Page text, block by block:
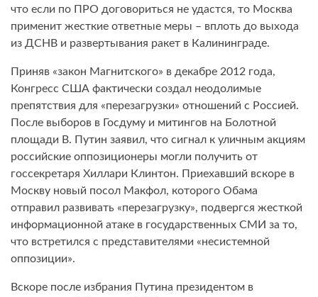
что если по ПРО договориться не удастся, то Москва
применит жесткие ответные меры – вплоть до выхода
из ДСНВ и развертывания ракет в Калининграде.
Приняв «закон Магнитского» в декабре 2012 года,
Конгресс США фактически создал неодолимые
препятствия для «перезагрузки» отношений с Россией.
После выборов в Госдуму и митингов на Болотной
площади В. Путин заявил, что сигнал к уличным акциям
российские оппозиционеры могли получить от
госсекретаря Хиллари Клинтон. Приехавший вскоре в
Москву новый посол Макфол, которого Обама
отправил развивать «перезагрузку», подвергся жесткой
информационной атаке в государственных СМИ за то,
что встретился с представителями «несистемной
оппозиции».
Вскоре после избрания Путина президентом в